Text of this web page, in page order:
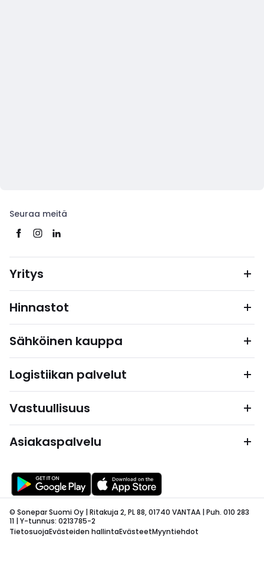
Seuraa meitä
Yritys
Hinnastot
Sähköinen kauppa
Logistiikan palvelut
Vastuullisuus
Asiakaspalvelu
© Sonepar Suomi Oy | Ritakuja 2, PL 88, 01740 VANTAA | Puh. 010 283
11 | Y-tunnus: 0213785-2
TietosuojaEvästeiden hallintaEvästeetMyyntiehdot